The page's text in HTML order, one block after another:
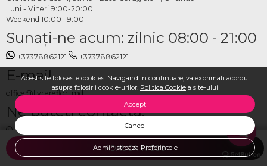
Acest site foloseste cookies. Navigand in continuare, va exprimati acordul
asupra folosirii cookie-urilor. Politica Cookie a site-ului
Accept
Cancel
Administreaza Preferintele
ADAUGA IN COS
Luni - Vineri 9:00-20:00
Weekend 10:00-19:00
Sunaţi-ne acum: zilnic 08:00 - 21:00
+37378862121 +37378862121
E-mail
office@livrareflori.md
Ne puteți contacta:
whatsapp